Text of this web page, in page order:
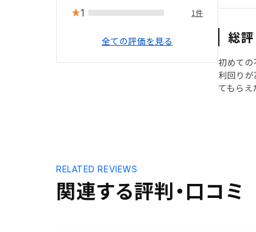
1 1件
全ての評価を見る 総評
初めて
利回り
てもらえ
関連する評判・口コミ
RELATED REVIEWS